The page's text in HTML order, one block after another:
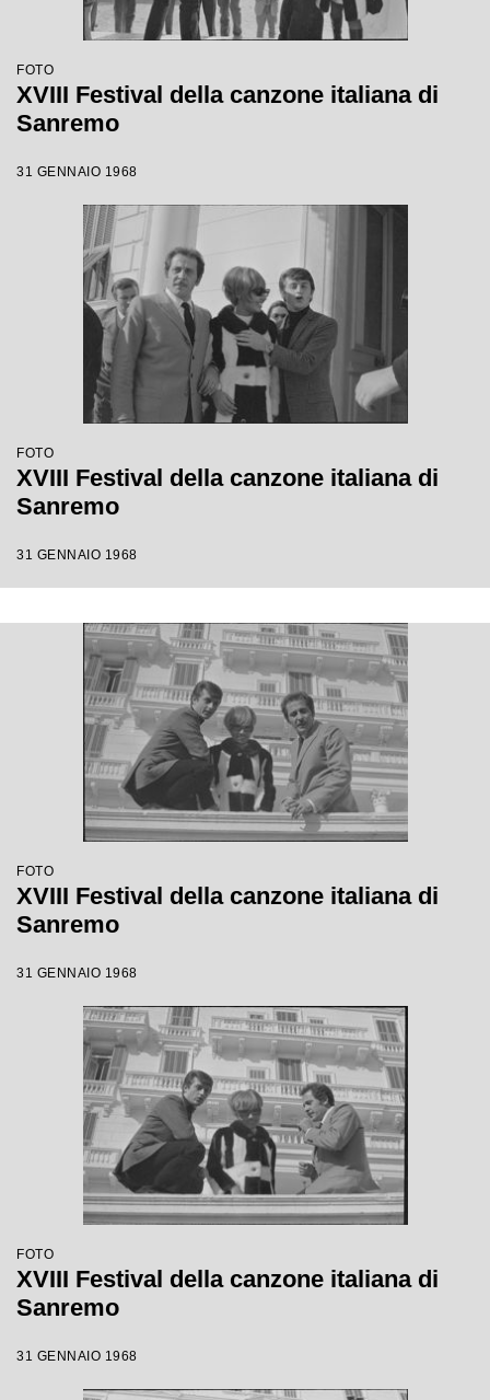
FOTO
XVIII Festival della canzone italiana di
Sanremo
31 GENNAIO 1968
FOTO
XVIII Festival della canzone italiana di
Sanremo
31 GENNAIO 1968
FOTO
XVIII Festival della canzone italiana di
Sanremo
31 GENNAIO 1968
FOTO
XVIII Festival della canzone italiana di
Sanremo
31 GENNAIO 1968